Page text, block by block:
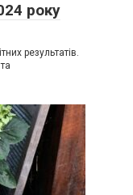
року
результатів.